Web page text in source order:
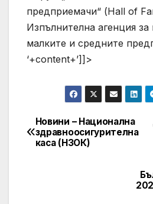
предприемачи“ (Hall of
Изпълнителна агенция
малките и средните
‘+content+’]]>
Post
navigation
Новини – Национална
здравноосигурителна
каса (НЗОК)